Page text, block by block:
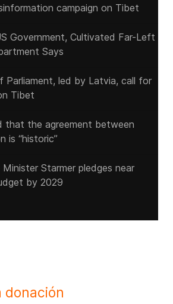
campaign on Tibet
Government, Cultivated Far-Left
Says
Parliament, led by Latvia, call for
Tibet
that the agreement between
is “historic”
Starmer pledges near
by 2029
donación